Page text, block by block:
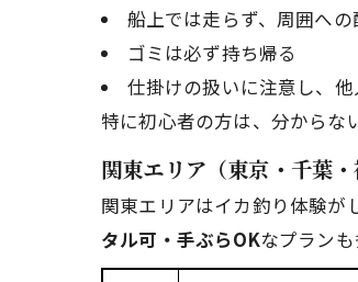
船上では走らず、周囲へ
ゴミは必ず持ち帰る
仕掛けの扱いに注意し、
特に初心者の方は、分からな
関東エリア（東京・千葉
関東エリアはイカ釣り体験が
タル可・手ぶらOKなプランも